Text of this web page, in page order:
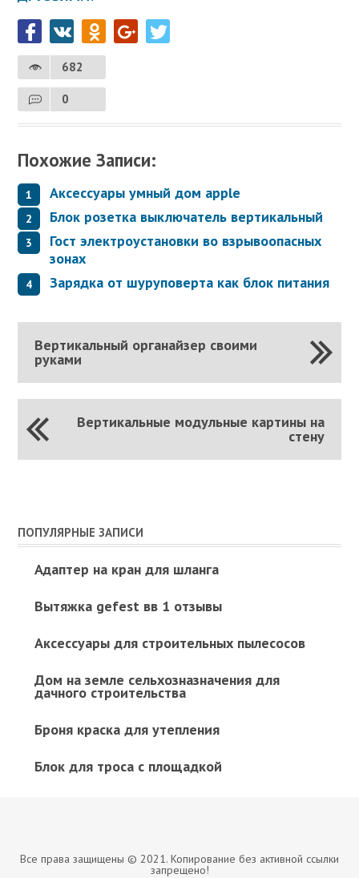
682
0
Похожие Записи:
Аксессуары умный дом apple
Блок розетка выключатель вертикальный
Гост электроустановки во взрывоопасных
зонах
Зарядка от шуруповерта как блок питания
Вертикальный органайзер своими
руками
Вертикальные модульные картины на
стену
ПОПУЛЯРНЫЕ ЗАПИСИ
Адаптер на кран для шланга
Вытяжка gefest вв 1 отзывы
Аксессуары для строительных пылесосов
Дом на земле сельхозназначения для
дачного строительства
Броня краска для утепления
Блок для троса с площадкой
Все права защищены © 2021. Копирование без активной ссылки
запрещено!